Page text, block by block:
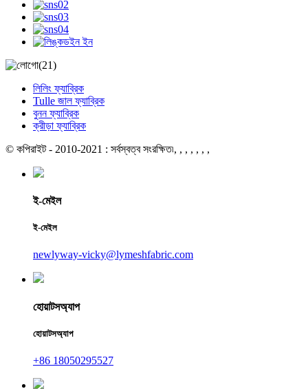
লিলিং ফ্যাব্রিক
Tulle জাল ফ্যাব্রিক
বুনন ফ্যাব্রিক
ক্রীড়া ফ্যাব্রিক
© কপিরাইট - 2010-2021 : সর্বস্বত্ব সংরক্ষিত৷, , , , , , ,
ই-মেইল
ই-মেইল
newlyway-vicky@lymeshfabric.com
হোয়াটসঅ্যাপ
হোয়াটসঅ্যাপ
+86 18050295527